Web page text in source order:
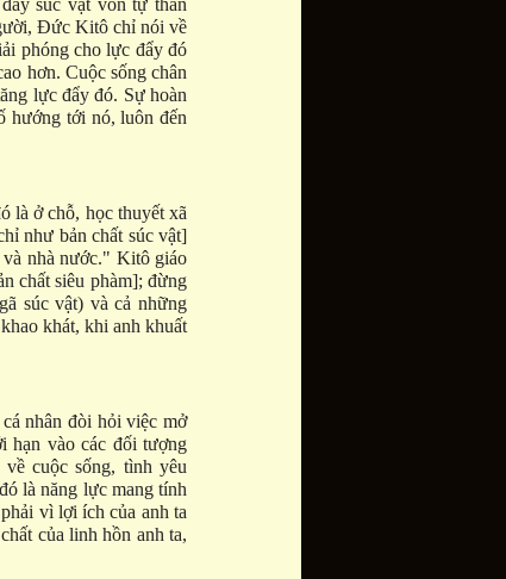
súc vật vốn tự thân
Đức Kitô chỉ nói về
phóng cho lực đẩy đó
hơn. Cuộc sống chân
lực đẩy đó. Sự hoàn
hướng tới nó, luôn đến
là ở chỗ, học thuyết xã
như bản chất súc vật]
và nhà nước." Kitô giáo
chất siêu phàm]; đừng
súc vật) và cả những
khát, khi anh khuất
nhân đòi hỏi việc mở
hạn vào các đối tượng
cuộc sống, tình yêu
là năng lực mang tính
vì lợi ích của anh ta
của linh hồn anh ta,